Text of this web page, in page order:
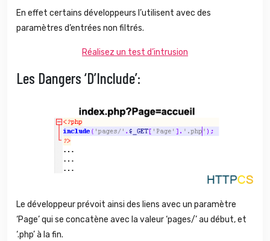
En effet certains développeurs l’utilisent avec des
paramètres d’entrées non filtrés.
Réalisez un test d’intrusion
Les Dangers ‘d’Include’:
Le développeur prévoit ainsi des liens avec un paramètre
‘Page’ qui se concatène avec la valeur ‘pages/’ au début, et
‘.php’ à la fin.